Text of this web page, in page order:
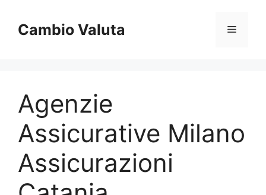
contenuto
Cambio Valuta Menu
Agenzie
Assicurative Milano
Assicurazioni